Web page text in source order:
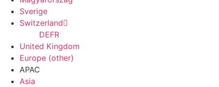
Sverige
Switzerland
DEFR
United Kingdom
Europe (other)
APAC
Asia